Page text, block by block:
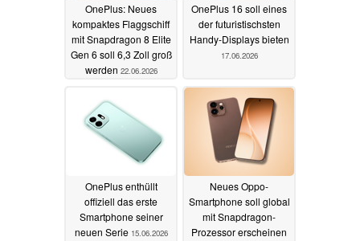
OnePlus: Neues
kompaktes Flaggschiff
mit Snapdragon 8 Elite
Gen 6 soll 6,3 Zoll groß
werden 22.06.2026
OnePlus 16 soll eines
der futuristischsten
Handy-Displays bieten
17.06.2026
OnePlus enthüllt
offiziell das erste
Smartphone seiner
neuen Serie 15.06.2026
Neues Oppo-
Smartphone soll global
mit Snapdragon-
Prozessor erscheinen